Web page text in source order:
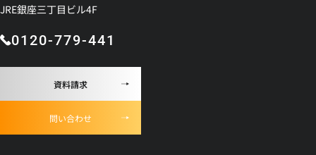
JRE銀座三丁目ビル4F
0120-779-441
資料請求
問い合わせ